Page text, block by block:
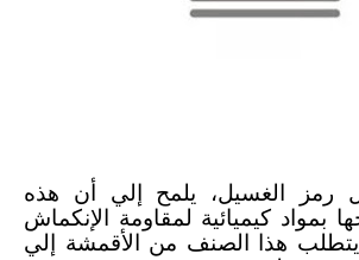
الغسيل، يلمح إلي أن هذه
بمواد كيميائية لمقاومة الإنكماش
يتطلب هذا الصنف من الأقمشة إلي